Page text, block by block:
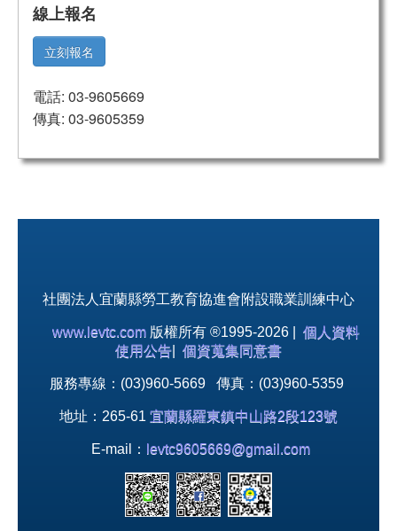
線上報名
立刻報名
電話: 03-9605669
傳真: 03-9605359
社團法人宜蘭縣勞工教育協進會附設職業訓練中心
www.levtc.com 版權所有 ®1995-2026 | 個人資料
使用公告
個資蒐集同意書
服務專線：(03)960-5669 傳真：(03)960-5359
地址：265-61 宜蘭縣羅東鎮中山路2段123號
E-mail： levtc9605669@gmail.com